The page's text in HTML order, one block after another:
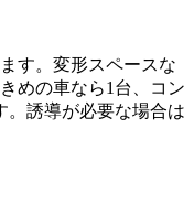
す。変形スペースな
めの車なら1台、コン
。誘導が必要な場合は